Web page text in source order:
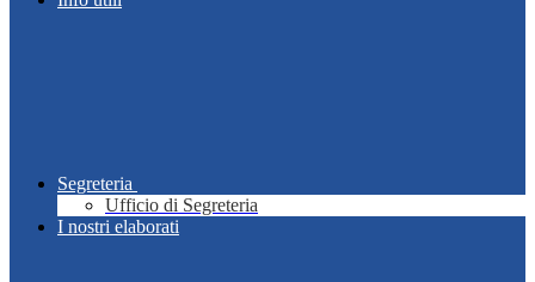
Segreteria
Ufficio di Segreteria
I nostri elaborati